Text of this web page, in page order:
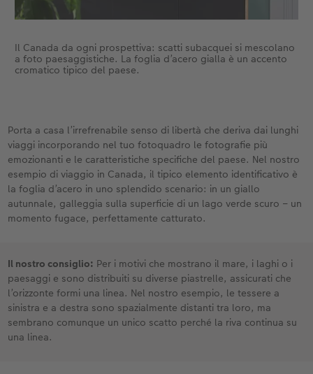
Il Canada da ogni prospettiva: scatti subacquei si mescolano
a foto paesaggistiche. La foglia d’acero gialla è un accento
cromatico tipico del paese.
Porta a casa l’irrefrenabile senso di libertà che deriva dai lunghi
viaggi incorporando nel tuo fotoquadro le fotografie più
emozionanti e le caratteristiche specifiche del paese. Nel nostro
esempio di viaggio in Canada, il tipico elemento identificativo è
la foglia d’acero in uno splendido scenario: in un giallo
autunnale, galleggia sulla superficie di un lago verde scuro – un
momento fugace, perfettamente catturato.
Il nostro consiglio: Per i motivi che mostrano il mare, i laghi o i
paesaggi e sono distribuiti su diverse piastrelle, assicurati che
l’orizzonte formi una linea. Nel nostro esempio, le tessere a
sinistra e a destra sono spazialmente distanti tra loro, ma
sembrano comunque un unico scatto perché la riva continua su
una linea.